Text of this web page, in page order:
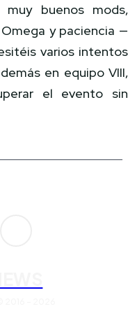
muy buenos mods,
y paciencia —
varios intentos
en equipo VIII,
el evento sin